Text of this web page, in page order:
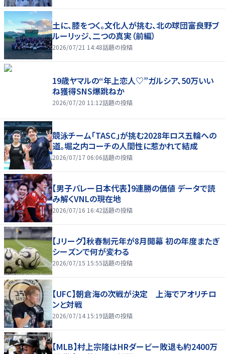
土に、膝をつく。文化人が挑む、北の球団――富良野ブ
ルーリッジ、二つの真実（前編）
2026/07/21 14:48話題の投稿
19歳ヤマルの“年上恋人♡”ガルシア、50万いい
ね獲得SNS爆跳ねか
2026/07/20 11:12話題の投稿
競泳チーム「TASC」が挑む2028年ロス五輪への
道。堀之内コーチの人間性に惹かれて結成
2026/07/17 06:06話題の投稿
【男子バレー日本代表】9連勝の価値 データで読
み解くVNLの現在地
2026/07/16 16:42話題の投稿
【Jリーグ】秋春制元年が8月開幕 初の年度またぎ
シーズンで何が変わる
2026/07/15 15:55話題の投稿
【UFC】朝倉海の次戦が決定 上海でアオリチロ
ンと対戦
2026/07/14 15:19話題の投稿
【MLB】村上宗隆はHRダービー敗退も約2400万